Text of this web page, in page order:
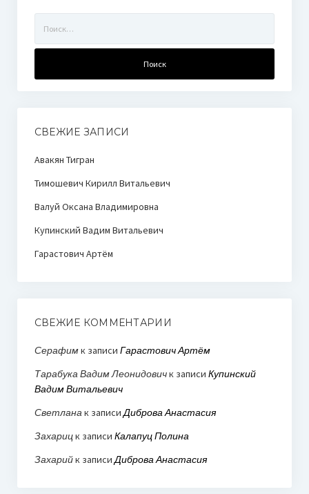
СВЕЖИЕ ЗАПИСИ
Авакян Тигран
Тимошевич Кирилл Витальевич
Валуй Оксана Владимировна
Купинский Вадим Витальевич
Гарастович Артём
СВЕЖИЕ КОММЕНТАРИИ
Серафимк записи Гарастович Артём
Тарабука Вадим Леонидовичк записи Купинский
Вадим Витальевич
Светланак записиДиброва Анастасия
Захарицк записи Калапуц Полина
Захарийк записиДиброва Анастасия